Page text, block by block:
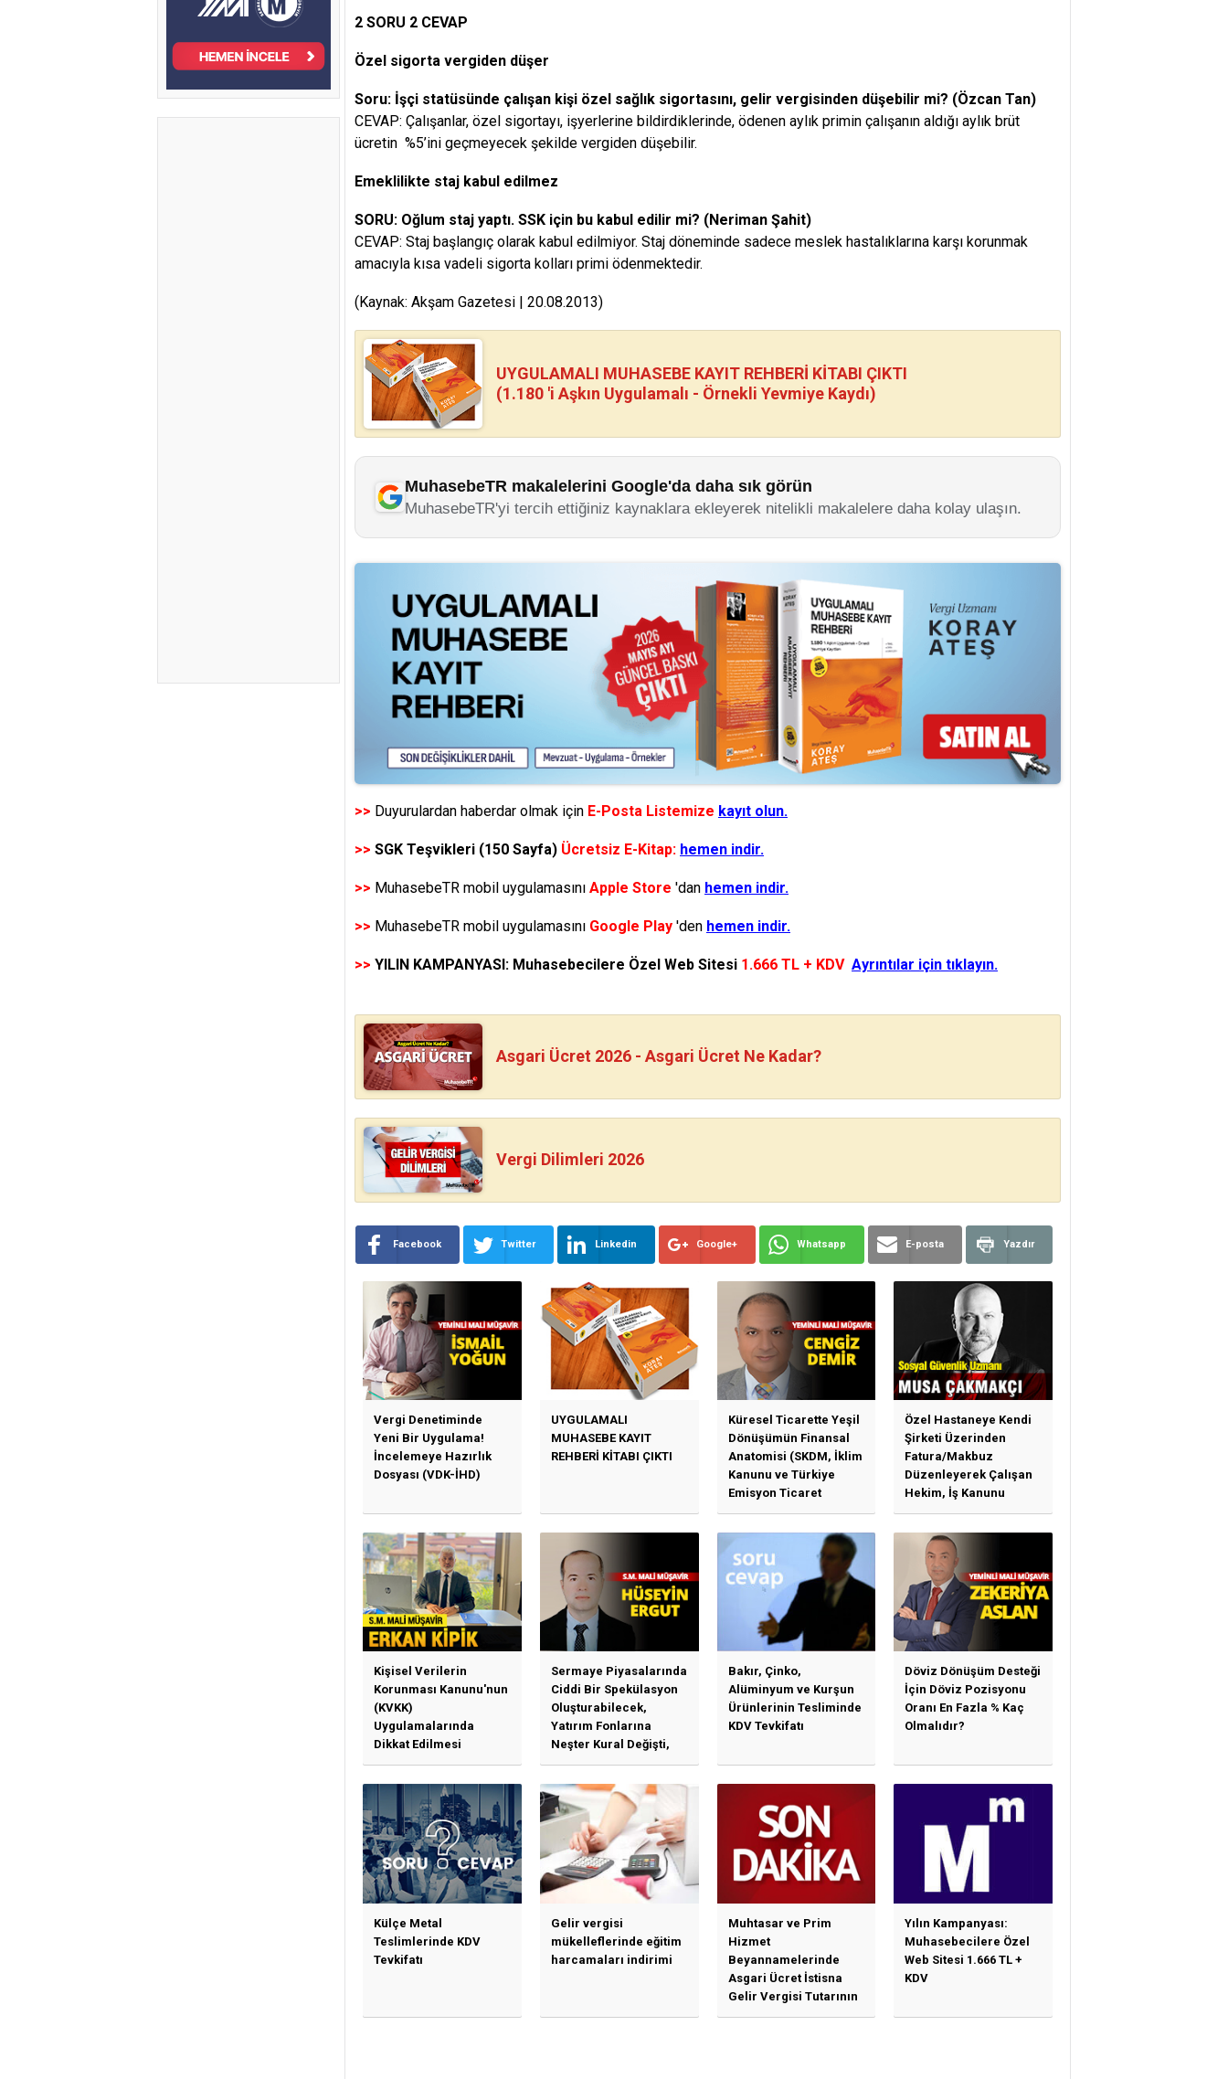
2 SORU 2 CEVAP
Özel sigorta vergiden düşer
Soru: İşçi statüsünde çalışan kişi özel sağlık sigortasını, gelir vergisinden düşebilir mi? (Özcan Tan)
CEVAP: Çalışanlar, özel sigortayı, işyerlerine bildirdiklerinde, ödenen aylık primin çalışanın aldığı aylık brüt
ücretin %5’ini geçmeyecek şekilde vergiden düşebilir.
Emeklilikte staj kabul edilmez
SORU: Oğlum staj yaptı. SSK için bu kabul edilir mi? (Neriman Şahit)
CEVAP: Staj başlangıç olarak kabul edilmiyor. Staj döneminde sadece meslek hastalıklarına karşı korunmak
amacıyla kısa vadeli sigorta kolları primi ödenmektedir.
(Kaynak: Akşam Gazetesi | 20.08.2013)
UYGULAMALI MUHASEBE KAYIT REHBERİ KİTABI ÇIKTI
(1.180 'i Aşkın Uygulamalı - Örnekli Yevmiye Kaydı)
MuhasebeTR makalelerini Google'da daha sık görün
MuhasebeTR'yi tercih ettiğiniz kaynaklara ekleyerek nitelikli makalelere daha kolay ulaşın.
>> Duyurulardan haberdar olmak için E-Posta Listemize kayıt olun.
>> SGK Teşvikleri (150 Sayfa) Ücretsiz E-Kitap: hemen indir.
>> MuhasebeTR mobil uygulamasını Apple Store 'dan hemen indir.
>> MuhasebeTR mobil uygulamasını Google Play 'den hemen indir.
>> YILIN KAMPANYASI: Muhasebecilere Özel Web Sitesi 1.666 TL + KDV Ayrıntılar için tıklayın.
Asgari Ücret 2026 - Asgari Ücret Ne Kadar?
Vergi Dilimleri 2026
Facebook Twitter Linkedin Google+ Whatsapp E-posta Yazdır
Vergi Denetiminde
Yeni Bir Uygulama!
İncelemeye Hazırlık
Dosyası (VDK-İHD)
UYGULAMALI
MUHASEBE KAYIT
REHBERİ KİTABI ÇIKTI
Küresel Ticarette Yeşil
Dönüşümün Finansal
Anatomisi (SKDM, İklim
Kanunu ve Türkiye
Emisyon Ticaret
Sistemi (TR-ETS)
Özel Hastaneye Kendi
Şirketi Üzerinden
Fatura/Makbuz
Düzenleyerek Çalışan
Hekim, İş Kanunu
Hükümlerinden
Kişisel Verilerin
Korunması Kanunu'nun
(KVKK)
Uygulamalarında
Dikkat Edilmesi
Gereken Özet Başlıklar
Sermaye Piyasalarında
Ciddi Bir Spekülasyon
Oluşturabilecek,
Yatırım Fonlarına
Neşter Kural Değişti,
SPK’dan Kritik Hamle
Haberlerine Sermaye
Piyasası Kurulundan
Yalanlama Ve Yerinde
Bir Açıklama Geldi
Bakır, Çinko,
Alüminyum ve Kurşun
Ürünlerinin Tesliminde
KDV Tevkifatı
Döviz Dönüşüm Desteği
İçin Döviz Pozisyonu
Oranı En Fazla % Kaç
Olmalıdır?
Külçe Metal
Teslimlerinde KDV
Tevkifatı
Gelir vergisi
mükelleflerinde eğitim
harcamaları indirimi
Muhtasar ve Prim
Hizmet
Beyannamelerinde
Asgari Ücret İstisna
Gelir Vergisi Tutarının
Güncellenmesine
Yılın Kampanyası:
Muhasebecilere Özel
Web Sitesi 1.666 TL +
KDV